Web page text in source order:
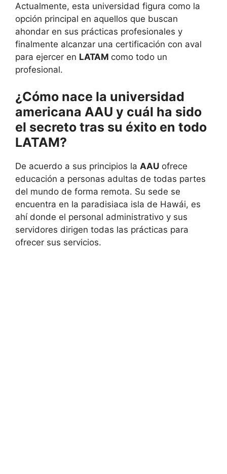
Actualmente, esta universidad figura como la
opción principal en aquellos que buscan
ahondar en sus prácticas profesionales y
finalmente alcanzar una certificación con aval
para ejercer en LATAM como todo un
profesional.
¿Cómo nace la universidad
americana AAU y cuál ha sido
el secreto tras su éxito en todo
LATAM?
De acuerdo a sus principios la AAU ofrece
educación a personas adultas de todas partes
del mundo de forma remota. Su sede se
encuentra en la paradisiaca isla de Hawái, es
ahí donde el personal administrativo y sus
servidores dirigen todas las prácticas para
ofrecer sus servicios.